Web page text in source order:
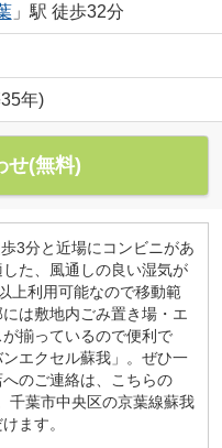
」駅 徒歩32分
年)
せ(無料)
3分と近場にコンビニがあ
た、風通しの良い湿気が
上利用可能なので移動範
は敷地内ごみ置き場・エ
揃っているので便利で
エクセル蘇我」。ぜひ一
のご連絡は、こちらの
千葉市中央区の京葉線蘇我
ます。